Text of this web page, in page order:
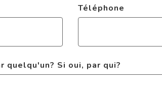
Téléphone
quelqu'un? Si oui, par qui?